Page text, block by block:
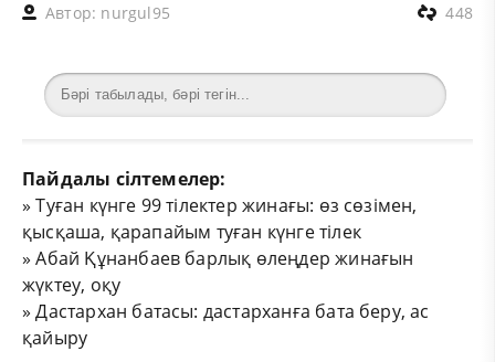
Автор: nurgul95 448
Пайдалы сілтемелер:
»Туған күнге 99 тілектер жинағы: өз сөзімен,
қысқаша, қарапайым туған күнге тілек
»Абай Құнанбаев барлық өлеңдер жинағын
жүктеу, оқу
»Дастархан батасы: дастарханға бата беру, ас
қайыру